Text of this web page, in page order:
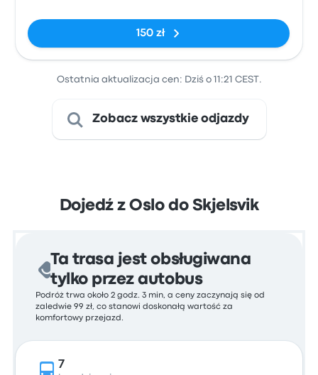
150 zł
Ostatnia aktualizacja cen: Dziś o 11:21 CEST.
Zobacz wszystkie odjazdy
Dojedź z Oslo do Skjelsvik
Ta trasa jest obsługiwana
tylko przez autobus
Podróż trwa około 2 godz. 3 min, a ceny zaczynają się od
zaledwie 99 zł, co stanowi doskonałą wartość za
komfortowy przejazd.
7